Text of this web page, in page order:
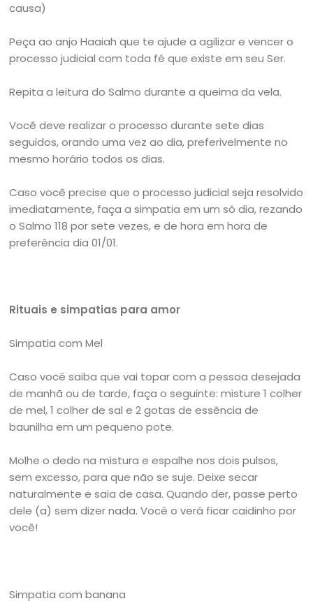
causa)
Peça ao anjo Haaiah que te ajude a agilizar e vencer o
processo judicial com toda fé que existe em seu Ser.
Repita a leitura do Salmo durante a queima da vela.
Você deve realizar o processo durante sete dias
seguidos, orando uma vez ao dia, preferivelmente no
mesmo horário todos os dias.
Caso você precise que o processo judicial seja resolvido
imediatamente, faça a simpatia em um só dia, rezando
o Salmo 118 por sete vezes, e de hora em hora de
preferência dia 01/01.
Rituais e simpatias para amor
Simpatia com Mel
Caso você saiba que vai topar com a pessoa desejada
de manhã ou de tarde, faça o seguinte: misture 1 colher
de mel, 1 colher de sal e 2 gotas de essência de
baunilha em um pequeno pote.
Molhe o dedo na mistura e espalhe nos dois pulsos,
sem excesso, para que não se suje. Deixe secar
naturalmente e saia de casa. Quando der, passe perto
dele (a) sem dizer nada. Você o verá ficar caidinho por
você!
Simpatia com banana